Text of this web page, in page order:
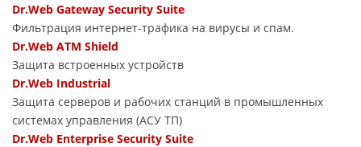
Dr.Web Gateway Security Suite
Фильтрация интернет-трафика на вирусы и спам.
Dr.Web ATM Shield
Защита встроенных устройств
Dr.Web Industrial
Защита серверов и рабочих станций в промышленных
системах управления (АСУ ТП)
Dr.Web Enterprise Security Suite